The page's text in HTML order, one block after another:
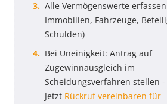
Alle Vermögenswerte
Immobilien, Fahrzeuge,
Schulden)
Bei Uneinigkeit: Antrag auf
Zugewinnausgleich im
Scheidungsverfahren stellen -
Jetzt Rückruf vereinbaren für